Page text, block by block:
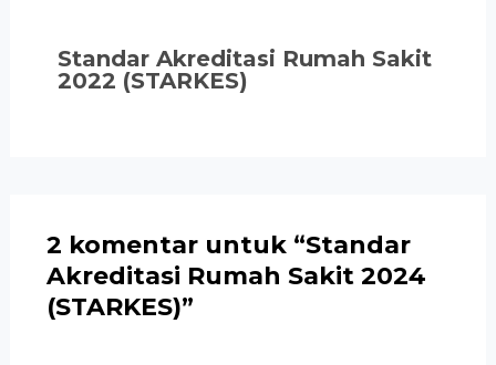
Standar Akreditasi Rumah Sakit
2022 (STARKES)
2 komentar untuk “Standar
Akreditasi Rumah Sakit 2024
(STARKES)”